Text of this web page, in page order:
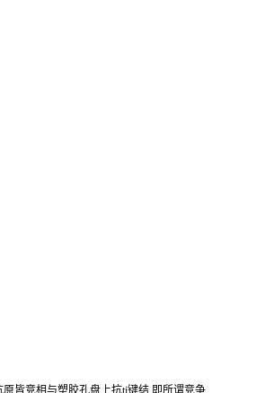
皆竞相与塑胶孔盘上抗ti键结,即所谓竞争